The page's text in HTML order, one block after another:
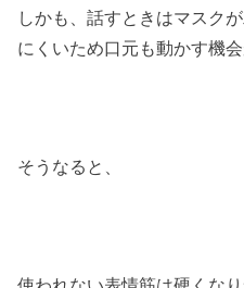
しかも、話すときはマスク
にくいため口元も動かす機
そうなると、